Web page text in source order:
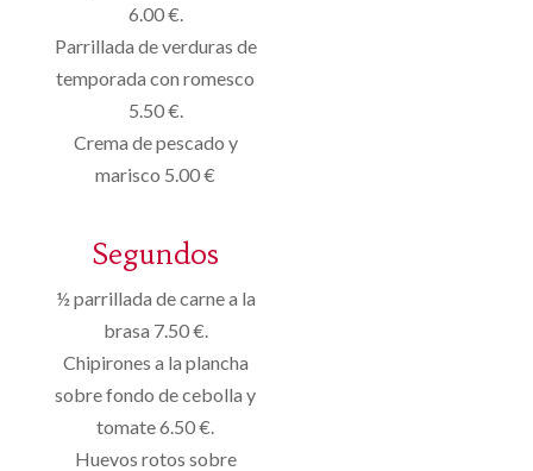
6.00 €.
Parrillada de verduras de
temporada con romesco
5.50 €.
Crema de pescado y
marisco 5.00 €
Segundos
½ parrillada de carne a la
brasa 7.50 €.
Chipirones a la plancha
sobre fondo de cebolla y
tomate 6.50 €.
Huevos rotos sobre